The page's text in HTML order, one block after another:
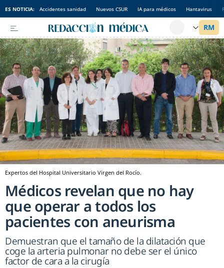
ES NOTICIA: Accidentes sanidad Nuevos CSUR IA para médicos Hantavirus
Expertos del Hospital Universitario Virgen del Rocío.
Médicos revelan que no hay
que operar a todos los
pacientes con aneurisma
Demuestran que el tamaño de la dilatación que
coge la arteria pulmonar no debe ser el único
factor de cara a la cirugía